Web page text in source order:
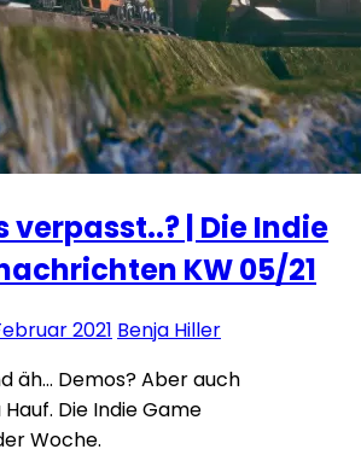
verpasst..? | Die Indie
KW 05/21
2021 Benja Hiller
äh… Demos? Aber auch
Die Indie Game
Woche.